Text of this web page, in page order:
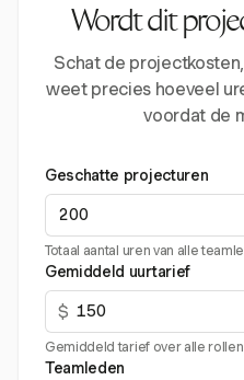
Wordt dit
Schat de
weet precies hoeveel
voordat de
Geschatte projecturen
Totaal aantal uren van alle
Gemiddeld uurtarief
$
Gemiddeld tarief over alle
Teamleden